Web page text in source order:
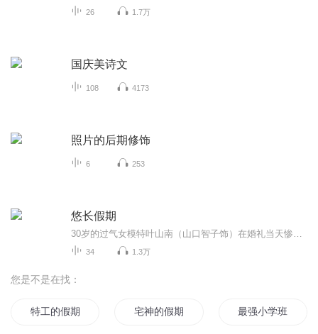
26 1.7万
国庆美诗文
108 4173
照片的后期修饰
6 253
悠长假期
34 1.3万
您是不是在找：
特工的假期 宅神的假期 最强小学班级